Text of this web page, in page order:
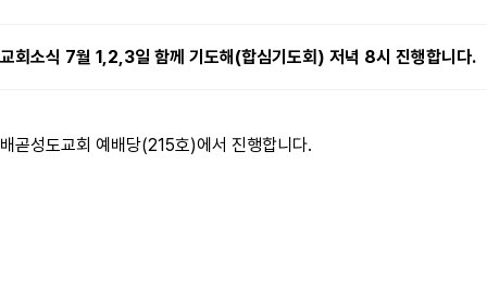
교회소식 7월 1,2,3일 함께 기도해(합심기도회) 저녁 8시 진행합니다.
배곧성도교회 예배당(215호)에서 진행합니다.